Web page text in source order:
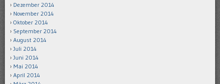
Dezember 2014
November 2014
Oktober 2014
September 2014
August 2014
Juli 2014
Juni 2014
Mai 2014
April 2014